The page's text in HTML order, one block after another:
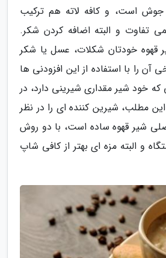
است، و کافه لاته هم ترکیب
تفاوت و البته اضافه کردن شکر.
قهوه خودتان شکلات، عسل یا شکر
آن را با استفاده از این افزودنی ها
که خود شیر مقداری شیرینی دارد، در
مطلب، شیرین کننده ای را در نظر
شیر قهوه ساده است، با دو روش
و البته مزه ای بهتر از کافی شاپ